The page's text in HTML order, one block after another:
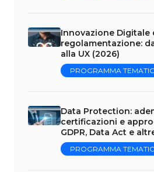
Innovazione Digitale
regolamentazione:
alla UX (2026)
PROGRAMMA
Data Protection:
certificazioni e
GDPR, Data Act e
PROGRAMMA